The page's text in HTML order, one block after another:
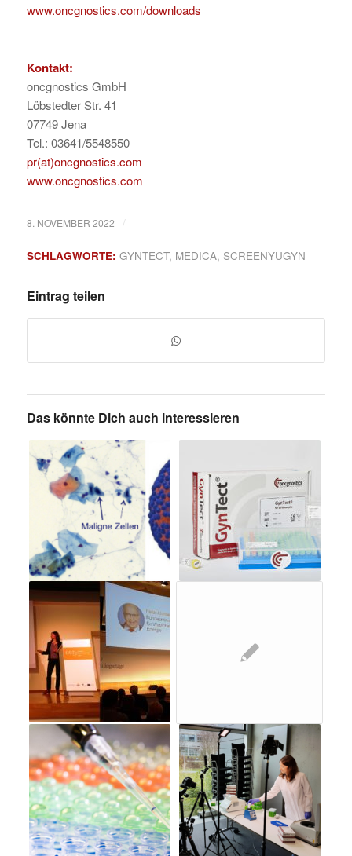
www.oncgnostics.com/downloads
Kontakt:
oncgnostics GmbH
Löbstedter Str. 41
07749 Jena
Tel.: 03641/5548550
pr(at)oncgnostics.com
www.oncgnostics.com
8. NOVEMBER 2022 /
SCHLAGWORTE: GYNTECT, MEDICA, SCREENYUGYN
Eintrag teilen
Das könnte Dich auch interessieren